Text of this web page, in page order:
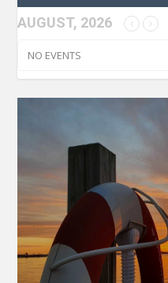
AUGUST, 2026
NO EVENTS